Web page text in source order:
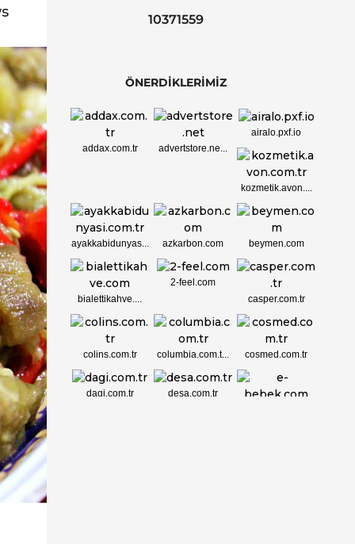
10371559
ÖNERDİKLERİMİZ
addax.com.tr advertstore.ne...
airalo.pxf.io
kozmetik.avon....
ayakkabidunyas... azkarbon.com beymen.com
bialettikahve....
2-feel.com
casper.com.tr
colins.com.tr columbia.com.t... cosmed.com.tr
dagi.com.tr
desa.com.tr